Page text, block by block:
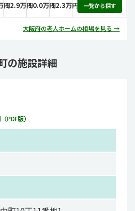
円12.9万円10.0万円12.3万円 一覧から探す
大阪府の老人ホームの相場を見る →
の施設詳細
PDF版）